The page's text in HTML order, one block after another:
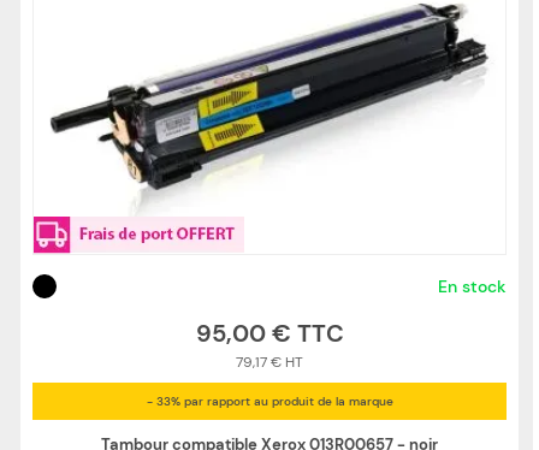
En stock
95,00 €
79,17 €
- 33% par rapport au produit de la marque
Tambour compatible Xerox 013R00657 - noir